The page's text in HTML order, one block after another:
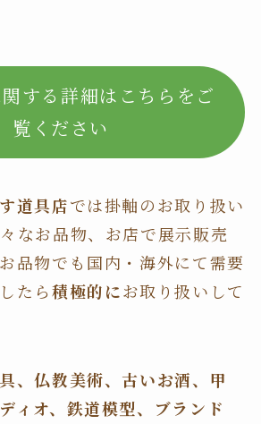
する詳細はこちらをご
覧ください
道具店では掛軸のお取り扱い
なお品物、お店で展示販売
品物でも国内・海外にて需要
たら積極的にお取り扱いして
、仏教美術、古いお酒、甲
ィオ、鉄道模型、ブランド